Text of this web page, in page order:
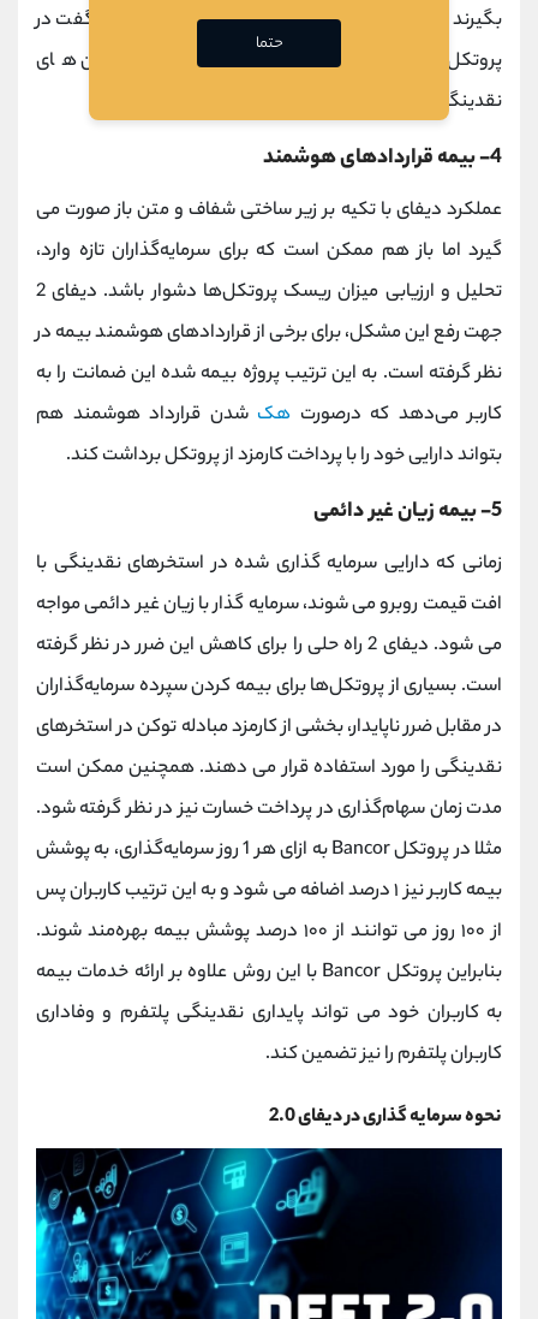
بگیرند و یا به‌ عنوان وثیقه عمل کنند. در واقع می توان گفت در
پروتکل‌های نسل دوم دیفای، کاربرد و سود توکن ‌های
نقدینگی بیشتر است.
4- بیمه قراردادهای هوشمند
عملکرد دیفای با تکیه بر زیر ساختی شفاف و متن ‌باز صورت می
گیرد اما باز هم ممکن است که برای سرمایه‌گذاران تازه ‌وارد،
تحلیل و ارزیابی میزان ریسک پروتکل‌ها دشوار باشد. دیفای 2
جهت رفع این مشکل، برای برخی از قراردادهای هوشمند بیمه در
نظر گرفته است. به این ترتیب پروژه بیمه ‌شده این ضمانت را به
کاربر می‌دهد که درصورت هک ‌شدن قرارداد هوشمند هم
بتواند دارایی خود را با پرداخت کارمزد از پروتکل برداشت کند.
5- بیمه زیان غیر دائمی
زمانی که دارایی‌ سرمایه‌ گذاری ‌شده در استخرهای نقدینگی با
افت قیمت روبرو می شوند، سرمایه گذار با زیان غیر دائمی مواجه
می شود. دیفای 2 راه حلی را برای کاهش این ضرر در نظر گرفته
است. بسیاری از پروتکل‌ها برای بیمه کردن سپرده سرمایه‌گذاران
در مقابل ضرر ناپایدار، بخشی از کارمزد مبادله توکن در استخرهای
نقدینگی را مورد استفاده قرار می دهند. همچنین ممکن است
مدت ‌زمان سهام‌گذاری در پرداخت خسارت نیز در نظر گرفته شود.
مثلا در پروتکل Bancor به‌ ازای هر 1 روز سرمایه‌گذاری، به پوشش
بیمه کاربر نیز ۱ درصد اضافه می شود و به این ترتیب کاربران پس
از ۱۰۰ روز می توانند از ۱۰۰ درصد پوشش بیمه بهره‌مند شوند.
بنابراین پروتکل Bancor با این روش علاوه ‌بر ارائه خدمات بیمه
به کاربران خود می تواند پایداری نقدینگی پلتفرم و وفاداری
کاربران پلتفرم را نیز تضمین ‌کند.
نحوه سرمایه گذاری در دیفای 2.0
حتما